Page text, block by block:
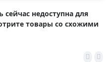
недоступна для
товары со схожими